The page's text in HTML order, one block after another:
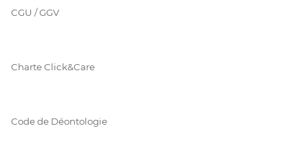
CGU / GGV
Charte Click&Care
Code de Déontologie